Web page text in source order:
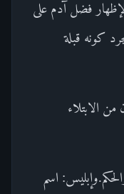
لإظهار فضل آدم على
كونه قبلة
من الابتلاء
اسم